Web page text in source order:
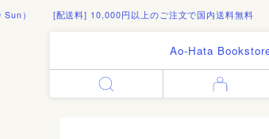
[配送料] 10,000円以上のご注文で国内送料無料
Ao-Hata
All